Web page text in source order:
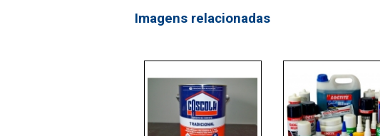
Imagens relacionadas